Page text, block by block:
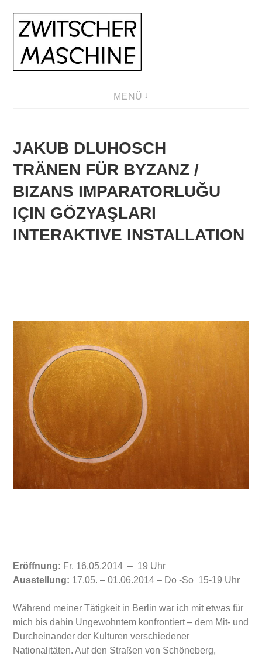
Direkt
zum
Inhalt
MENÜ
JAKUB DLUHOSCH
TRÄNEN FÜR BYZANZ /
BIZANS IMPARATORLUĞU
IÇIN GÖZYAŞLARI
INTERAKTIVE INSTALLATION
Eröffnung: Fr. 16.05.2014 – 19 Uhr
Ausstellung: 17.05. – 01.06.2014 – Do -So 15-19 Uhr
Während meiner Tätigkeit in Berlin war ich mit etwas für
mich bis dahin Ungewohntem konfrontiert – dem Mit- und
Durcheinander der Kulturen verschiedener
Nationalitäten. Auf den Straßen von Schöneberg,